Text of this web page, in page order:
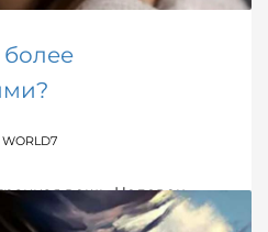
более
WORLD7
вещь. Человек
красив внешне, но если он